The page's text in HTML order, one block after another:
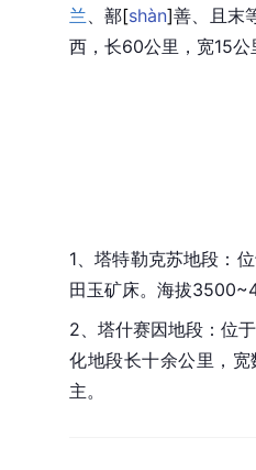
兰、鄯[shàn]善、且末
西，长60公里，宽15
1、塔特勒克苏地段：
田玉矿床。海拔
2、塔什赛因地段：位
化地段长十余公里，
主。